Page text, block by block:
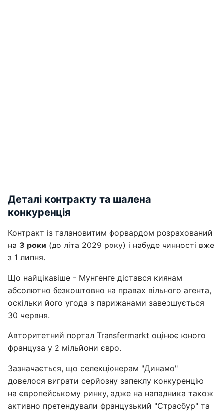
Деталі контракту та шалена
конкуренція
Контракт із талановитим форвардом розрахований
на 3 роки (до літа 2029 року) і набуде чинності вже
з 1 липня.
Що найцікавіше - Мунгенге дістався киянам
абсолютно безкоштовно на правах вільного агента,
оскільки його угода з парижанами завершується
30 червня.
Авторитетний портал Transfermarkt оцінює юного
француза у 2 мільйони євро.
Зазначається, що селекціонерам "Динамо"
довелося виграти серйозну запеклу конкуренцію
на європейському ринку, адже на нападника також
активно претендували французький "Страсбур" та